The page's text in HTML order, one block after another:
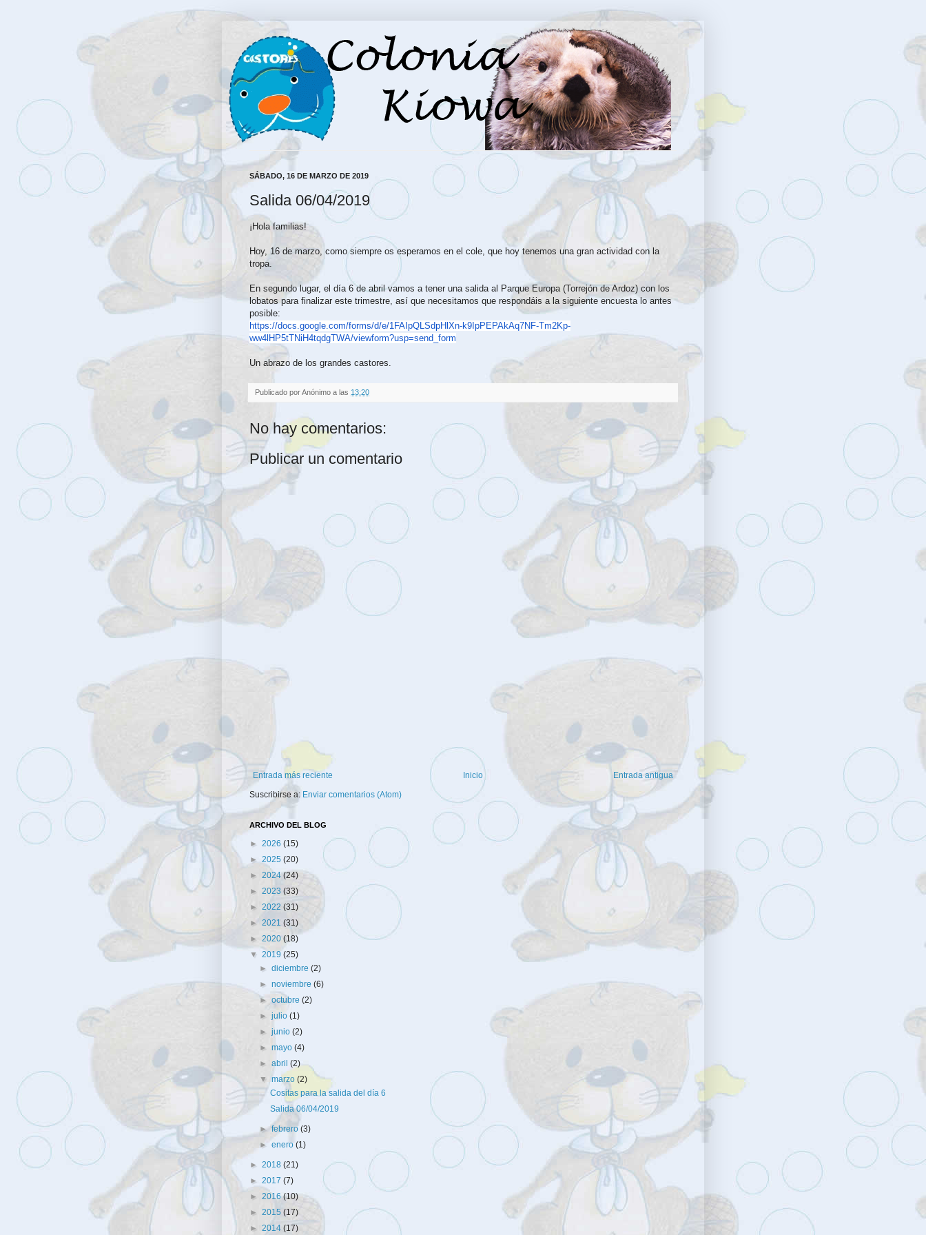
SÁBADO, 16 DE MARZO DE 2019
Salida 06/04/2019
¡Hola familias!
Hoy, 16 de marzo, como siempre os esperamos en el cole, que hoy tenemos una gran actividad con la
tropa.
En segundo lugar, el día 6 de abril vamos a tener una salida al Parque Europa (Torrejón de Ardoz) con los
lobatos para finalizar este trimestre, así que necesitamos que respondáis a la siguiente encuesta lo antes
posible:
https://docs.google.com/forms/d/e/1FAIpQLSdpHlXn-k9IpPEPAkAq7NF-Tm2Kp-
ww4lHP5tTNiH4tqdgTWA/viewform?usp=send_form
Un abrazo de los grandes castores.
Publicado porAnónimo a las 13:20
No hay comentarios:
Publicar un comentario
Entrada más reciente Entrada antigua
Inicio
Suscribirse a: Enviar comentarios (Atom)
ARCHIVO DEL BLOG
► 2026 (15)
► 2025 (20)
► 2024(24)
► 2023 (33)
► 2022 (31)
► 2021 (31)
► 2020 (18)
▼ 2019 (25)
►diciembre(2)
►noviembre(6)
►octubre(2)
►julio(1)
►junio(2)
►mayo(4)
►abril(2)
▼marzo(2)
Cositas para la salida del día 6
Salida 06/04/2019
►febrero(3)
►enero(1)
► 2018 (21)
► 2017 (7)
► 2016(10)
► 2015 (17)
► 2014 (17)